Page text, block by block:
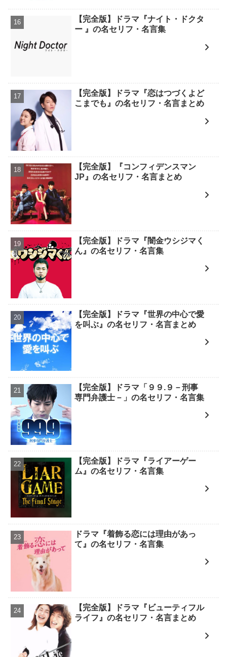
【完全版】ドラマ『ナイト・ドクタ
ー 』の名セリフ・名言集
【完全版】ドラマ『恋はつづくよど
こまでも』の名セリフ・名言まとめ
【完全版】『コンフィデンスマン
JP』の名セリフ・名言まとめ
【完全版】ドラマ『闇金ウシジマく
ん』の名セリフ・名言集
【完全版】ドラマ『世界の中心で愛
を叫ぶ』の名セリフ・名言まとめ
【完全版】ドラマ「９９.９－刑事
専門弁護士－」の名セリフ・名言集
【完全版】ドラマ『ライアーゲー
ム』の名セリフ・名言集
ドラマ『着飾る恋には理由があっ
て』の名セリフ・名言集
【完全版】ドラマ『ビューティフル
ライフ』の名セリフ・名言まとめ